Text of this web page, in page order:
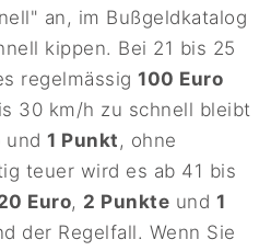
an, im Bußgeldkatalog
kippen. Bei 21 bis 25
regelmässig100 Euro
30 km/h zu schnell bleibt
und1 Punkt, ohne
teuer wird es ab 41 bis
Euro, 2 Punkte und 1
der Regelfall. Wenn Sie